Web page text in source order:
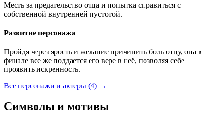
Месть за предательство отца и попытка справиться с
собственной внутренней пустотой.
Развитие персонажа
Пройдя через ярость и желание причинить боль отцу, она в
финале все же поддается его вере в неё, позволяя себе
проявить искренность.
Все персонажи и актеры (4) →
Символы и мотивы